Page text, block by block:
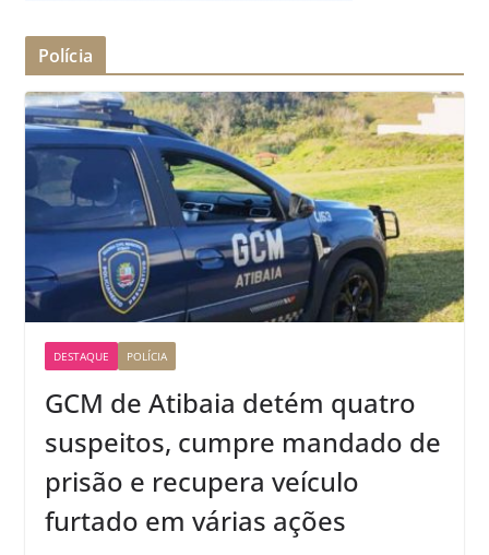
Polícia
DESTAQUE POLÍCIA
GCM de Atibaia detém quatro
suspeitos, cumpre mandado de
prisão e recupera veículo
furtado em várias ações